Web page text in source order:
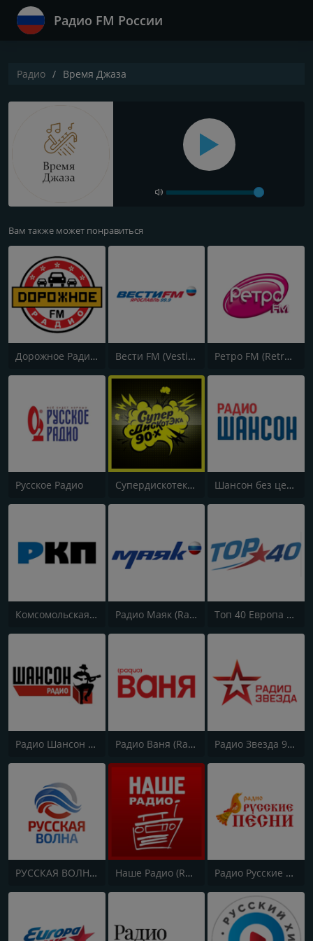
Радио FM России
Радио Время Джаза
Вам также может понравиться
Дорожное Радио (Dorojnoe Radio) Вести FM (Vesti FM) Ретро FM (Retro FM)
Русское Радио Супердискотека 90х Радио Рекорд (Radio Record 90s Superdisco) Шансон без цензуры (Shanson bez cenzury)
Комсомольская правда (Komsomolskaya pravda) Радио Маяк (Radio Mayak) Топ 40 Европа Плюс (Top 40 Europa Plus)
Радио Шансон (Chanson) Радио Ваня (Radio Vanya) Радио Звезда 95.6 FM (Radio Zvezda)
РУССКАЯ ВОЛНА - RUSSIAN WAVE Наше Радио (Radio Nashe) Радио Русские Песни | Russian Songs Radio | RuSongs